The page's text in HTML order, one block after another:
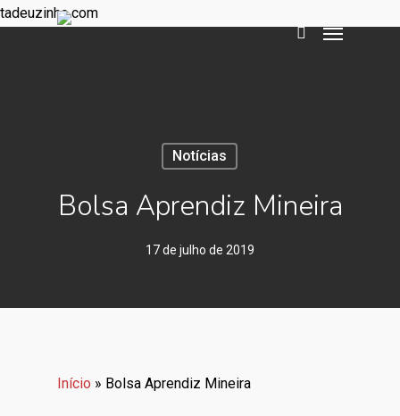
tadeuzinho.com
Notícias
Bolsa Aprendiz Mineira
17 de julho de 2019
Início » Bolsa Aprendiz Mineira